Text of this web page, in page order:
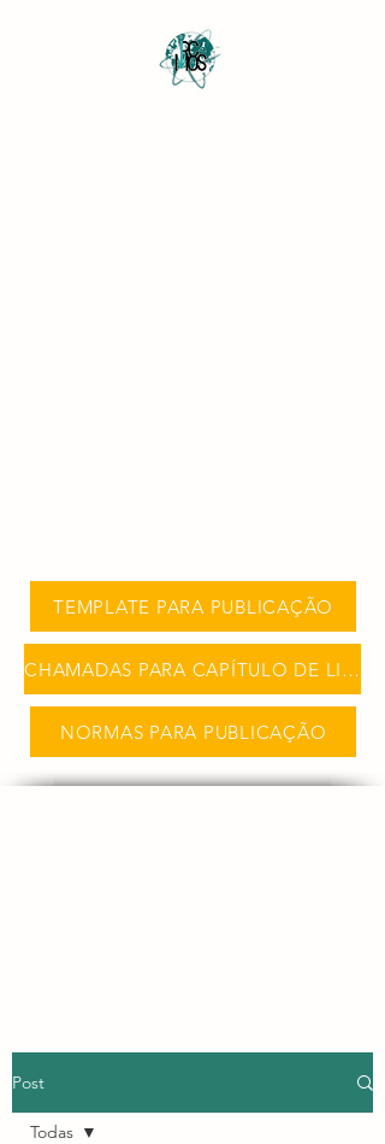
TEMPLATE PARA PUBLICAÇÃO
CHAMADAS PARA CAPÍTULO DE LIVRO
NORMAS PARA PUBLICAÇÃO
Post
Todas